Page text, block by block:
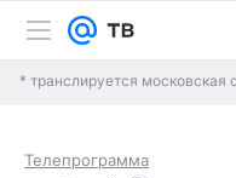
* транслируется московская
Телепрограмма